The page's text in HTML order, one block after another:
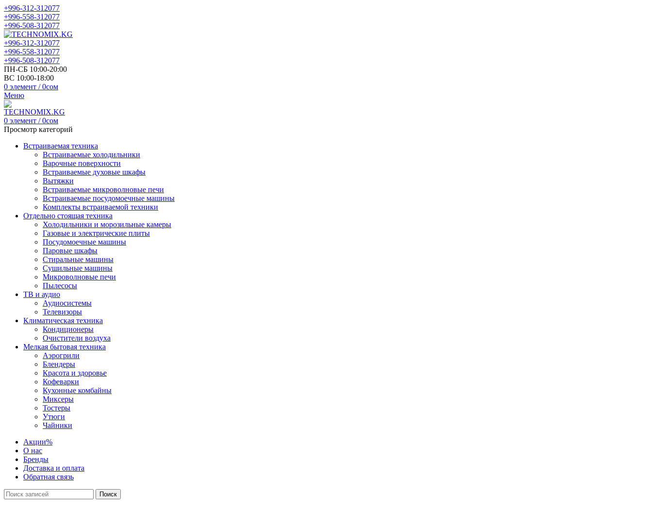
+996-312-312077
+996-558-312077
+996-508-312077
+996-312-312077
+996-558-312077
+996-508-312077
ПН-СБ 10:00-20:00
ВС 10:00-18:00
0 элемент / 0сом
Меню
0 элемент / 0сом
Просмотр категорий
Встраиваемая техника
Встраиваемые холодильники
Варочные поверхности
Встраиваемые духовые шкафы
Вытяжки
Встраиваемые микроволновые печи
Встраиваемые посудомоечные машины
Комплекты встраиваемой техники
Отдельно стоящая техника
Холодильники и морозильные камеры
Газовые и электрические плиты
Посудомоечные машины
Паровые шкафы
Стиральные машины
Сушильные машины
Микроволновые печи
Пылесосы
ТВ и аудио
Аудиосистемы
Телевизоры
Климатическая техника
Кондиционеры
Очистители воздуха
Мелкая бытовая техника
Аэрогрили
Блендеры
Красота и здоровье
Кофеварки
Кухонные комбайны
Миксеры
Тостеры
Утюги
Чайники
Акции%
О нас
Бренды
Доставка и оплата
Обратная связь
Поиск